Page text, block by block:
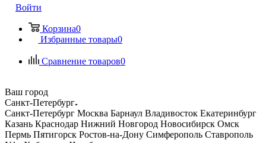
Войти
Корзина0
Избранные товары0
Сравнение товаров0
Ваш город
Санкт-Петербург
Санкт-Петербург Москва Барнаул Владивосток Екатеринбург
Казань Краснодар Нижний Новгород Новосибирск Омск
Пермь Пятигорск Ростов-на-Дону Симферополь Ставрополь